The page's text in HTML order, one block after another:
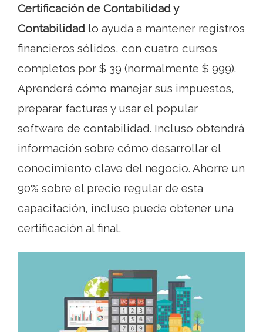
Certificación de Contabilidad y
Contabilidad lo ayuda a mantener registros
financieros sólidos, con cuatro cursos
completos por $ 39 (normalmente $ 999).
Aprenderá cómo manejar sus impuestos,
preparar facturas y usar el popular
software de contabilidad. Incluso obtendrá
información sobre cómo desarrollar el
conocimiento clave del negocio. Ahorre un
90% sobre el precio regular de esta
capacitación, incluso puede obtener una
certificación al final.